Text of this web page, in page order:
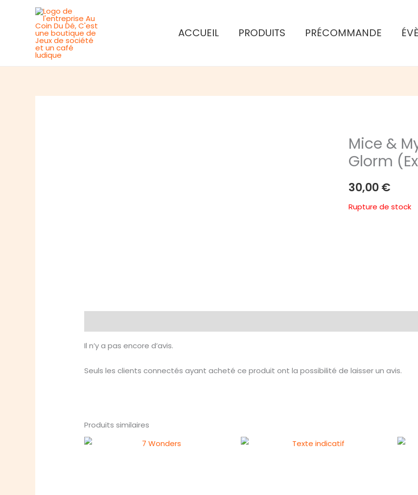
ACCUEIL PRODUITS PRÉCOMMANDE
Mice &
Glorm
30,00€
Rupture de stock
Il n’y a pas encore d’avis.
Seuls les clients connectés ayant acheté ce produit ont la possibilité de laisser un avis.
Produits similaires